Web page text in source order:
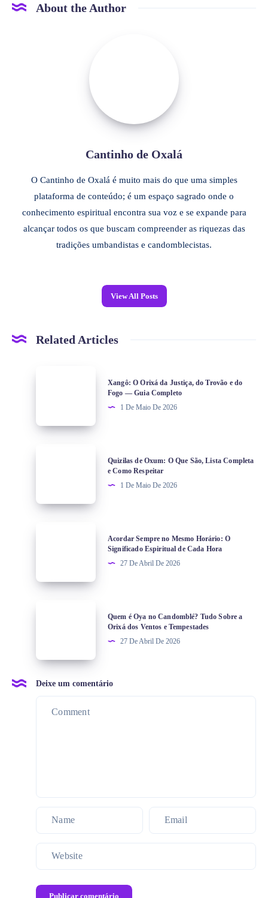
About the Author
Cantinho de Oxalá
O Cantinho de Oxalá é muito mais do que uma simples
plataforma de conteúdo; é um espaço sagrado onde o
conhecimento espiritual encontra sua voz e se expande para
alcançar todos os que buscam compreender as riquezas das
tradições umbandistas e candomblecistas.
View All Posts
Related Articles
Xangô: O Orixá da Justiça, do Trovão e do
Fogo — Guia Completo
1 De Maio De 2026
Quizilas de Oxum: O Que São, Lista Completa
e Como Respeitar
1 De Maio De 2026
Acordar Sempre no Mesmo Horário: O
Significado Espiritual de Cada Hora
27 De Abril De 2026
Quem é Oya no Candomblé? Tudo Sobre a
Orixá dos Ventos e Tempestades
27 De Abril De 2026
Deixe um comentário
Publicar comentário